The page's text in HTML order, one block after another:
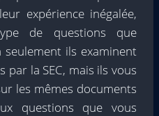
expérience inégalée,
de questions que
ils examinent
par la SEC, mais ils vous
les mêmes documents
questions que vous